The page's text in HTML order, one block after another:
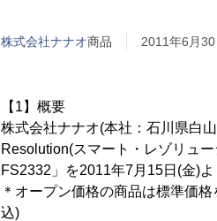
株式会社ナナオ商品 2011年6月
【1】概要
株式会社ナナオ(本社：石川県白
Resolution(スマート・レゾリュ
FS2332」を2011年7月15日(金)
＊オープン価格の商品は標準価
込)